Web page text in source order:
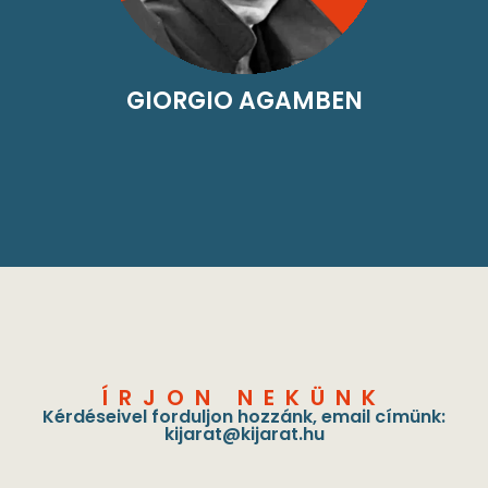
GIORGIO AGAMBEN
ÍRJON NEKÜNK
Kérdéseivel forduljon hozzánk, email címünk:
kijarat@kijarat.hu